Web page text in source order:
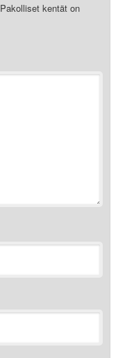
Pakolliset kentät on